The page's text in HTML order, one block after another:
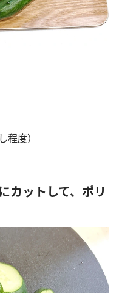
度）
カットして、ポリ